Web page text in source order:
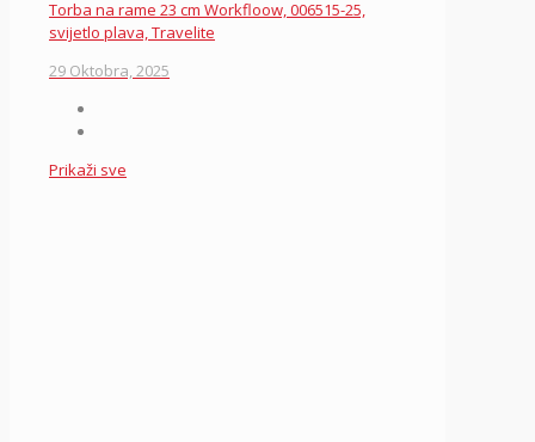
Torba na rame 23 cm Workfloow, 006515-25,
svijetlo plava, Travelite
29 Oktobra, 2025
Prikaži sve